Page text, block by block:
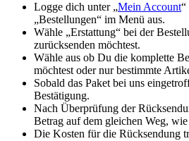
Logge dich unter „Mein Account“
„Bestellungen“ im Menü aus.
Wähle „Erstattung“ bei der
zurücksenden möchtest.
Wähle aus ob Du die komplette
möchtest oder nur bestimmte
Sobald das Paket bei uns
Bestätigung.
Nach Überprüfung der
Betrag auf dem gleichen Weg,
Die Kosten für die Rücksendung